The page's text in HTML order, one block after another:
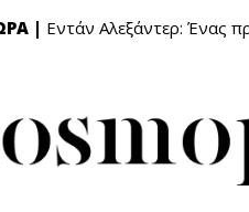
| Εντάν Αλεξάντερ: Ένας